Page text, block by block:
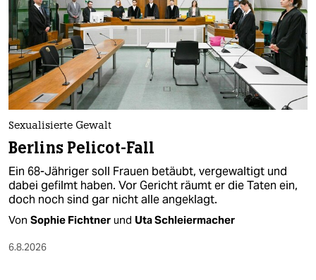
kultur
sport
berlin
nord
wahrheit
verlag
verlag
veranstaltungen
Sexualisierte Gewalt
Berlins Pelicot-Fall
Ein 68-Jähriger soll Frauen betäubt, vergewaltigt und
dabei gefilmt haben. Vor Gericht räumt er die Taten ein,
doch noch sind gar nicht alle angeklagt.
Von Sophie Fichtner und Uta Schleiermacher
6.8.2026